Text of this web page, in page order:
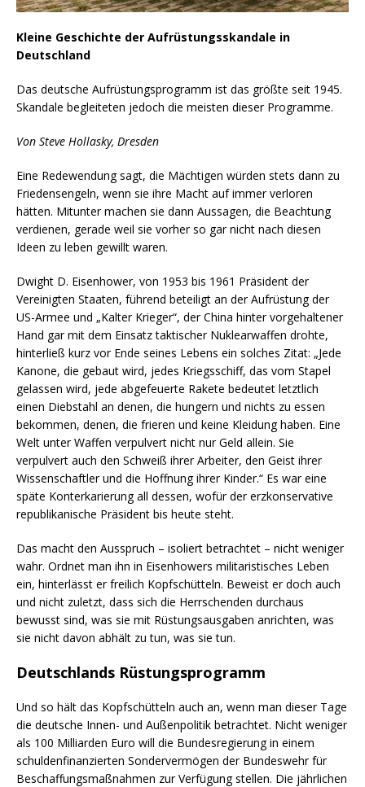
Kleine Geschichte der Aufrüstungsskandale in
Deutschland
Das deutsche Aufrüstungsprogramm ist das größte seit 1945.
Skandale begleiteten jedoch die meisten dieser Programme.
Von Steve Hollasky, Dresden
Eine Redewendung sagt, die Mächtigen würden stets dann zu
Friedensengeln, wenn sie ihre Macht auf immer verloren
hätten. Mitunter machen sie dann Aussagen, die Beachtung
verdienen, gerade weil sie vorher so gar nicht nach diesen
Ideen zu leben gewillt waren.
Dwight D. Eisenhower, von 1953 bis 1961 Präsident der
Vereinigten Staaten, führend beteiligt an der Aufrüstung der
US-Armee und „Kalter Krieger“, der China hinter vorgehaltener
Hand gar mit dem Einsatz taktischer Nuklearwaffen drohte,
hinterließ kurz vor Ende seines Lebens ein solches Zitat: „Jede
Kanone, die gebaut wird, jedes Kriegsschiff, das vom Stapel
gelassen wird, jede abgefeuerte Rakete bedeutet letztlich
einen Diebstahl an denen, die hungern und nichts zu essen
bekommen, denen, die frieren und keine Kleidung haben. Eine
Welt unter Waffen verpulvert nicht nur Geld allein. Sie
verpulvert auch den Schweiß ihrer Arbeiter, den Geist ihrer
Wissenschaftler und die Hoffnung ihrer Kinder.“ Es war eine
späte Konterkarierung all dessen, wofür der erzkonservative
republikanische Präsident bis heute steht.
Das macht den Ausspruch – isoliert betrachtet – nicht weniger
wahr. Ordnet man ihn in Eisenhowers militaristisches Leben
ein, hinterlässt er freilich Kopfschütteln. Beweist er doch auch
und nicht zuletzt, dass sich die Herrschenden durchaus
bewusst sind, was sie mit Rüstungsausgaben anrichten, was
sie nicht davon abhält zu tun, was sie tun.
Deutschlands Rüstungsprogramm
Und so hält das Kopfschütteln auch an, wenn man dieser Tage
die deutsche Innen- und Außenpolitik betrachtet. Nicht weniger
als 100 Milliarden Euro will die Bundesregierung in einem
schuldenfinanzierten Sondervermögen der Bundeswehr für
Beschaffungsmaßnahmen zur Verfügung stellen. Die jährlichen